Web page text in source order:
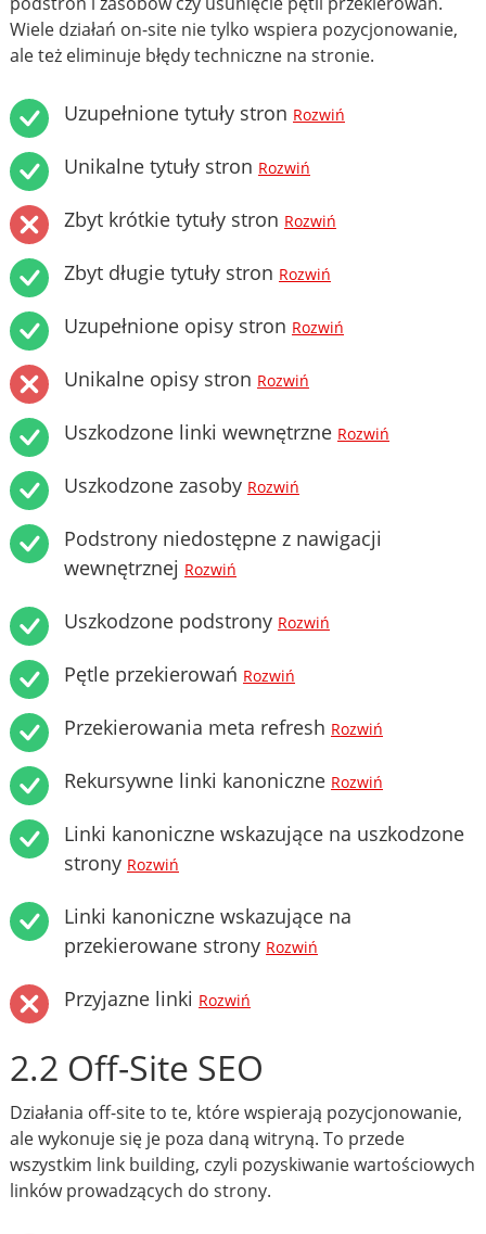
Wiele działań on-site nie tylko wspiera pozycjonowanie,
ale też eliminuje błędy techniczne na stronie.
Uzupełnione tytuły stron Rozwiń
Unikalne tytuły stron Rozwiń
Zbyt krótkie tytuły stron Rozwiń
Zbyt długie tytuły stron Rozwiń
Uzupełnione opisy stron Rozwiń
Unikalne opisy stron Rozwiń
Uszkodzone linki wewnętrzne Rozwiń
Uszkodzone zasoby Rozwiń
Podstrony niedostępne z nawigacji
wewnętrznej Rozwiń
Uszkodzone podstrony Rozwiń
Pętle przekierowań Rozwiń
Przekierowania meta refresh Rozwiń
Rekursywne linki kanoniczne Rozwiń
Linki kanoniczne wskazujące na uszkodzone
strony Rozwiń
Linki kanoniczne wskazujące na
przekierowane strony Rozwiń
Przyjazne linki Rozwiń
2.2 Off-Site SEO
Działania off-site to te, które wspierają pozycjonowanie,
ale wykonuje się je poza daną witryną. To przede
wszystkim link building, czyli pozyskiwanie wartościowych
linków prowadzących do strony.